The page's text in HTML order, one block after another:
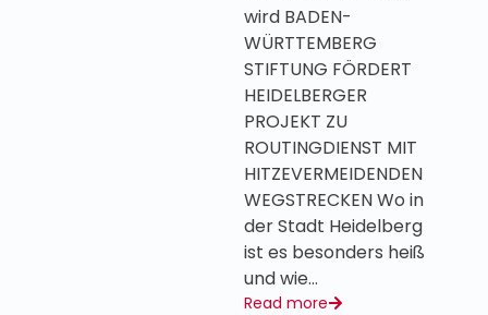
wird BADEN-
WÜRTTEMBERG
STIFTUNG FÖRDERT
HEIDELBERGER
PROJEKT ZU
ROUTINGDIENST MIT
HITZEVERMEIDENDEN
WEGSTRECKEN Wo in
der Stadt Heidelberg
ist es besonders heiß
und wie…
Read more